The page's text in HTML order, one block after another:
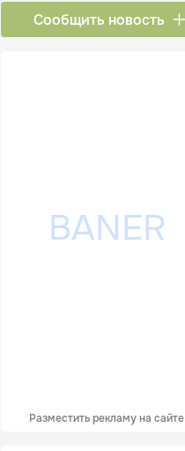
Сообщить новость
Разместить рекламу на сайте